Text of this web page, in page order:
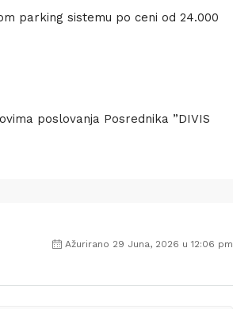
parking sistemu po ceni od 24.000
poslovanja Posrednika ”DIVIS
Ažurirano 29 Juna, 2026 u 12:06 pm